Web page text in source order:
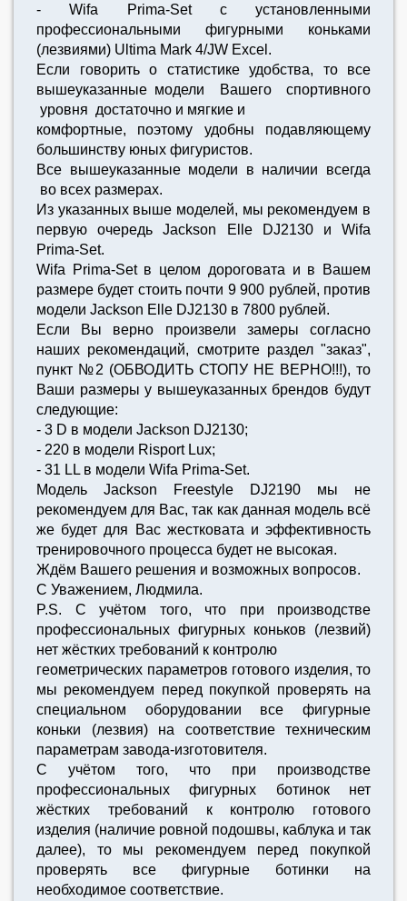
- Wifa Prima-Set с установленными
профессиональными фигурными коньками
(лезвиями) Ultima Mark 4/JW Excel.
Если говорить о статистике удобства, то все
вышеуказанные модели Вашего спортивного
уровня достаточно и мягкие и
комфортные, поэтому удобны подавляющему
большинству юных фигуристов.
Все вышеуказанные модели в наличии всегда
во всех размерах.
Из указанных выше моделей, мы рекомендуем в
первую очередь Jackson Elle DJ2130 и Wifa
Prima-Set.
Wifa Prima-Set в целом дороговата и в Вашем
размере будет стоить почти 9 900 рублей, против
модели Jackson Elle DJ2130 в 7800 рублей.
Если Вы верно произвели замеры согласно
наших рекомендаций, смотрите раздел "заказ",
пункт №2 (ОБВОДИТЬ СТОПУ НЕ ВЕРНО!!!), то
Ваши размеры у вышеуказанных брендов будут
следующие:
- 3 D в модели Jackson DJ2130;
- 220 в модели Risport Lux;
- 31 LL в модели Wifa Prima-Set.
Модель Jackson Freestyle DJ2190 мы не
рекомендуем для Вас, так как данная модель всё
же будет для Вас жестковата и эффективность
тренировочного процесса будет не высокая.
Ждём Вашего решения и возможных вопросов.
С Уважением, Людмила.
P.S. C учётом того, что при производстве
профессиональных фигурных коньков (лезвий)
нет жёстких требований к контролю
геометрических параметров готового изделия, то
мы рекомендуем перед покупкой проверять на
специальном оборудовании все фигурные
коньки (лезвия) на соответствие техническим
параметрам завода-изготовителя.
C учётом того, что при производстве
профессиональных фигурных ботинок нет
жёстких требований к контролю готового
изделия (наличие ровной подошвы, каблука и так
далее), то мы рекомендуем перед покупкой
проверять все фигурные ботинки на
необходимое соответствие.